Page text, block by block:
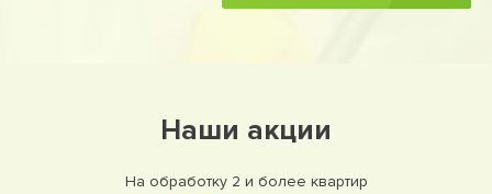
Наши акции
На обработку 2 и более квартир